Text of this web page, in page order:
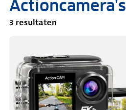
Actioncamera's
3 resultaten